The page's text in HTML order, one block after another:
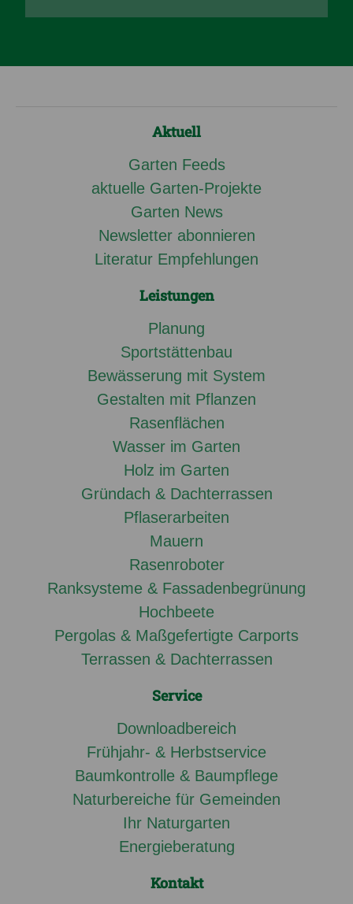
Aktuell
Garten Feeds
aktuelle Garten-Projekte
Garten News
Newsletter abonnieren
Literatur Empfehlungen
Leistungen
Planung
Sportstättenbau
Bewässerung mit System
Gestalten mit Pflanzen
Rasenflächen
Wasser im Garten
Holz im Garten
Gründach & Dachterrassen
Pflaserarbeiten
Mauern
Rasenroboter
Ranksysteme & Fassadenbegrünung
Hochbeete
Pergolas & Maßgefertigte Carports
Terrassen & Dachterrassen
Service
Downloadbereich
Frühjahr- & Herbstservice
Baumkontrolle & Baumpflege
Naturbereiche für Gemeinden
Ihr Naturgarten
Energieberatung
Kontakt